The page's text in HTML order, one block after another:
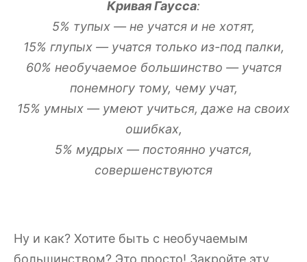
Кривая Гаусса:
5% тупых — не учатся и не хотят,
15% глупых — учатся только из-под палки,
60% необучаемое большинство — учатся
понемногу тому, чему учат,
15% умных — умеют учиться, даже на своих
ошибках,
5% мудрых — постоянно учатся,
совершенствуются
Ну и как? Хотите быть с необучаемым
большинством? Это просто! Закройте эту